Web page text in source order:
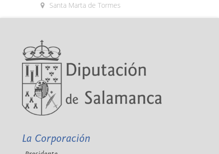
Santa Marta de Tormes
La Corporación